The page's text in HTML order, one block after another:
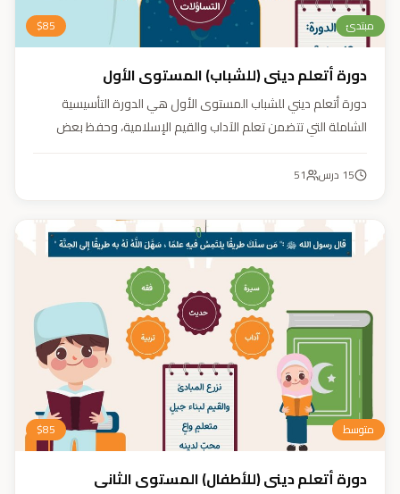
مبتدئ $85
دورة أتعلم ديني (للشباب) المستوى الأول
دورة أتعلم ديني للشباب المستوى الأول هي الدورة التأسيسية
الشاملة التي تتضمن تعلم الآداب والقيم الإسلامية، وحفظ بعض
السيرة النبوية (فقه، عقيدة، سيرة).
15 درس 51
متوسط $85
دورة أتعلم ديني (للأطفال) المستوى الثاني